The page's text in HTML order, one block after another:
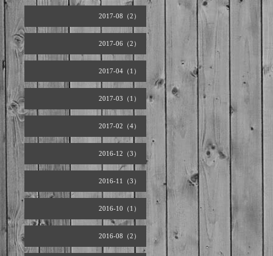
2017-08（2）
2017-06（2）
2017-04（1）
2017-03（1）
2017-02（4）
2016-12（3）
2016-11（3）
2016-10（1）
2016-08（2）